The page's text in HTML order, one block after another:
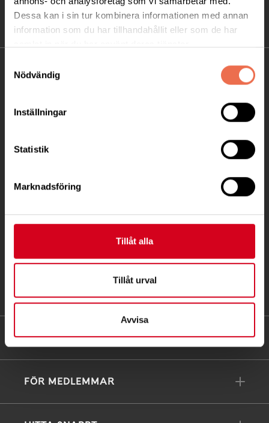
Dessa kan i sin tur kombinera informationen med annan
information som du har tillhandahållit eller som de har
Nödvändig
Inställningar
Statistik
Marknadsföring
Tillåt alla
Tillåt urval
Avvisa
KONTAKT
Ågatan 12 C, 172 62 Sundbyberg
171 04 Solna
info@neuro.se
PG 90 10 07-5 | BG 901-0075 | Swishgåva 90 100
75 | Organisationsnummer 802002-3605
FÖRDJUPNING
FÖR MEDLEMMAR